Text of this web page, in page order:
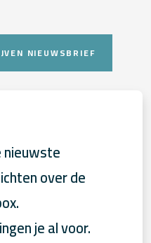
NIEUWSBRIEF
over de
je al voor.